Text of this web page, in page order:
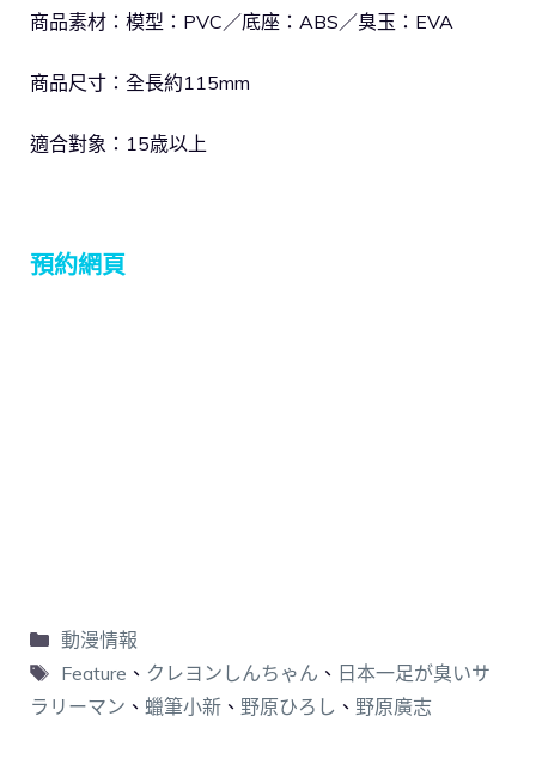
商品素材：模型：PVC／底座：ABS／臭玉：EVA
商品尺寸：全長約115mm
適合對象：15歳以上
預約網頁
動漫情報
Feature 、 クレヨンしんちゃん 、 日本一足が臭いサ
ラリーマン 、 蠟筆小新 、 野原ひろし 、 野原廣志